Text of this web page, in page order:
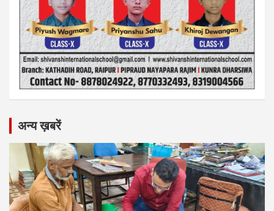
अन्य ख़बरें